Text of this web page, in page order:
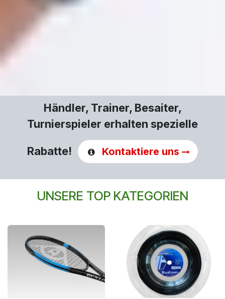
Händler, Trainer, Besaiter,
Turnierspieler erhalten spezielle
Rabatte! Kontaktiere uns
UNSERE TOP KATEGORIEN